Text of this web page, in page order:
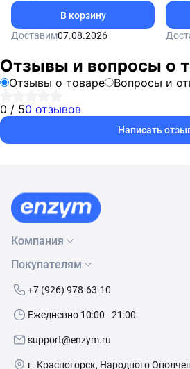
В корзину
Доставим07.08.2026
Отзывы и вопросы о
Отзывы о товаре
Вопросы и
0 / 50 отзывов
Написать
Компания
О нас
Бренды
Контакты
Покупателям
Как сделать заказ
Условия доставки
+7 (926) 978-63-10
Ежедневно 10:00 - 21:00
support@enzym.ru
г. Красногорск, Народного